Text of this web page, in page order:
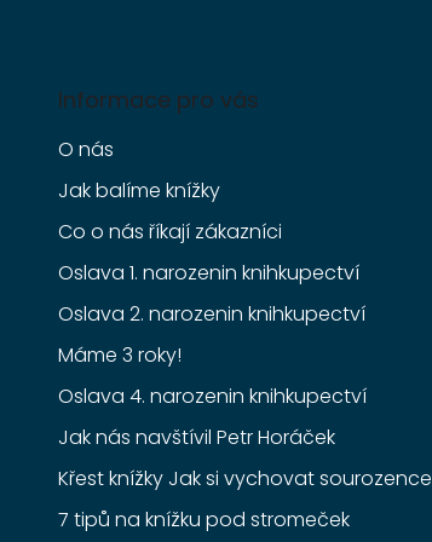
Informace pro vás
O nás
Jak balíme knížky
Co o nás říkají zákazníci
Oslava 1. narozenin knihkupectví
Oslava 2. narozenin knihkupectví
Máme 3 roky!
Oslava 4. narozenin knihkupectví
Jak nás navštívil Petr Horáček
Křest knížky Jak si vychovat sourozence
7 tipů na knížku pod stromeček